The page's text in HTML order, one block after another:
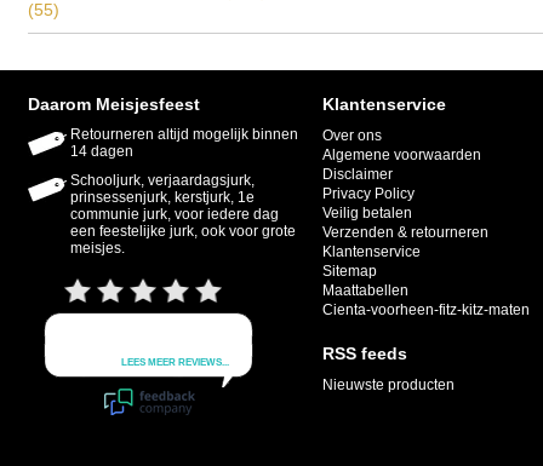
(55)
Daarom Meisjesfeest
Retourneren altijd mogelijk binnen
14 dagen
Schooljurk, verjaardagsjurk,
prinsessenjurk, kerstjurk, 1e
communie jurk, voor iedere dag
een feestelijke jurk, ook voor grote
meisjes.
Klantenservice
Over ons
Algemene voorwaarden
Disclaimer
Privacy Policy
Veilig betalen
Verzenden & retourneren
Klantenservice
Sitemap
Maattabellen
Cienta-voorheen-fitz-kitz-maten
RSS feeds
Nieuwste producten